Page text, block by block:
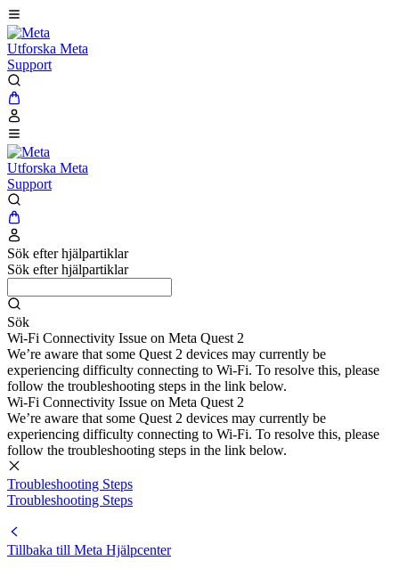
Utforska Meta
Support
Utforska Meta
Support
Sök efter hjälpartiklar
Sök efter hjälpartiklar
Sök
Wi-Fi Connectivity Issue on Meta Quest 2
We’re aware that some Quest 2 devices may currently be
experiencing difficulty connecting to Wi-Fi. To resolve this, please
follow the troubleshooting steps in the link below.
Wi-Fi Connectivity Issue on Meta Quest 2
We’re aware that some Quest 2 devices may currently be
experiencing difficulty connecting to Wi-Fi. To resolve this, please
follow the troubleshooting steps in the link below.
Troubleshooting Steps
Troubleshooting Steps
Tillbaka till Meta Hjälpcenter